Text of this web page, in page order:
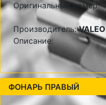
Оригинальный номер:
Производитель:VALEO
Описание:
ФОНАРЬ ПРАВЫЙ